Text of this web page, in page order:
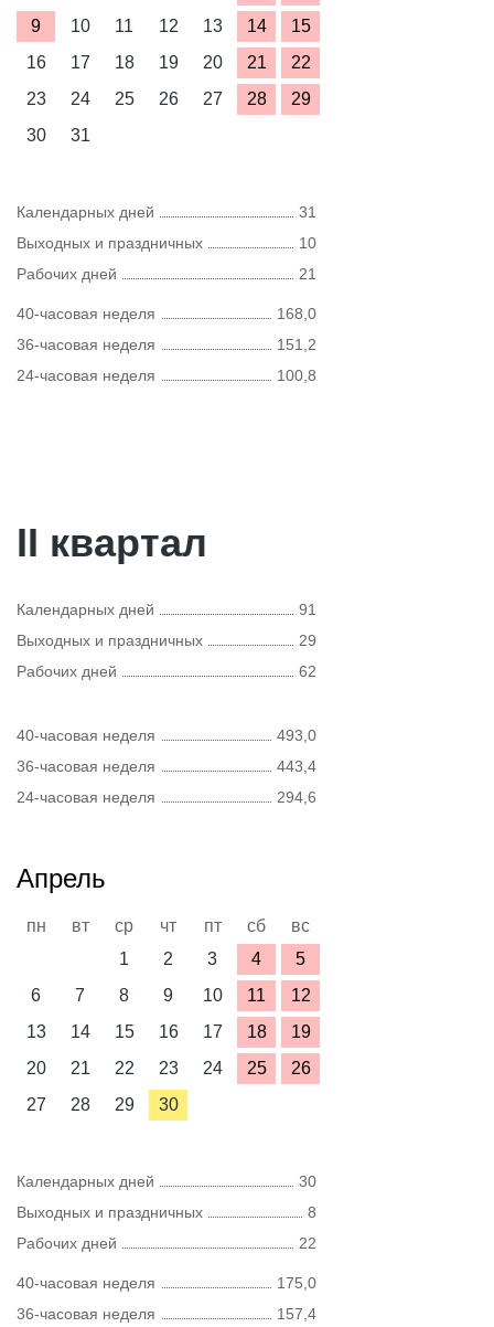
9
10 11 12 13 14
15
16
17 18 19 20 21
22
23
24 25 26 27 28
29
30
31
Календарных дней
31
Выходных и праздничных
10
Рабочих дней
21
40-часовая неделя
168,0
36-часовая неделя
151,2
24-часовая неделя
100,8
II квартал
Календарных дней
91
Выходных и праздничных
29
Рабочих дней
62
40-часовая неделя
493,0
36-часовая неделя
443,4
24-часовая неделя
294,6
Апрель
пн вт ср чт пт сб
вс
1
2 3 4
5
6
7 8 9 10 11
12
13
14 15 16 17 18
19
20
21 22 23 24 25
26
27
28 29 30
Календарных дней
30
Выходных и праздничных
8
Рабочих дней
22
40-часовая неделя
175,0
36-часовая неделя
157,4